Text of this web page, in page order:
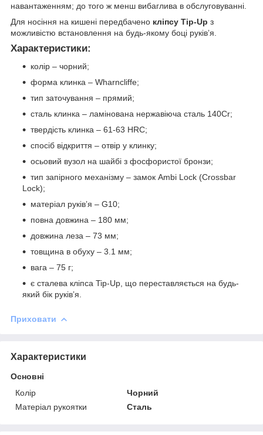
навантаженням; до того ж менш вибаглива в обслуговуванні.
Для носіння на кишені передбачено кліпсу Tip-Up з
можливістю встановлення на будь-якому боці руківʼя.
Характеристики:
колір – чорний;
форма клинка – Wharncliffe;
тип заточування – прямий;
сталь клинка – ламінована нержавіюча сталь 140Cr;
твердість клинка – 61-63 HRC;
спосіб відкриття – отвір у клинку;
осьовий вузол на шайбі з фосфористої бронзи;
тип запірного механізму – замок Ambi Lock (Crossbar
Lock);
матеріал руківʼя – G10;
повна довжина – 180 мм;
довжина леза – 73 мм;
товщина в обуху – 3.1 мм;
вага – 75 г;
є сталева кліпса Tip-Up, що переставляється на будь-
який бік руківʼя.
Приховати
Характеристики
Основні
Колір
Чорний
Матеріал рукоятки
Сталь